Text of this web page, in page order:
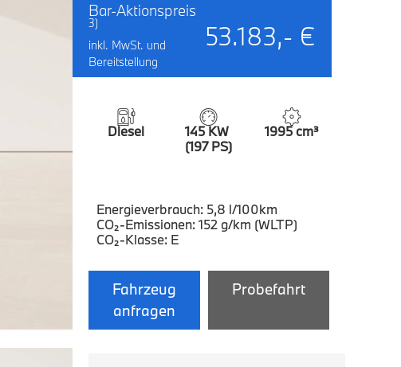
Bar-Aktionspreis
3)
inkl. MwSt. und
Bereitstellung
53.183,- €
Diesel
145 KW
(197 PS)
1995 cm³
Energieverbrauch: 5,8 l/100km
CO₂-Emissionen: 152 g/km (WLTP)
CO₂-Klasse: E
Fahrzeug
anfragen
Probefahrt